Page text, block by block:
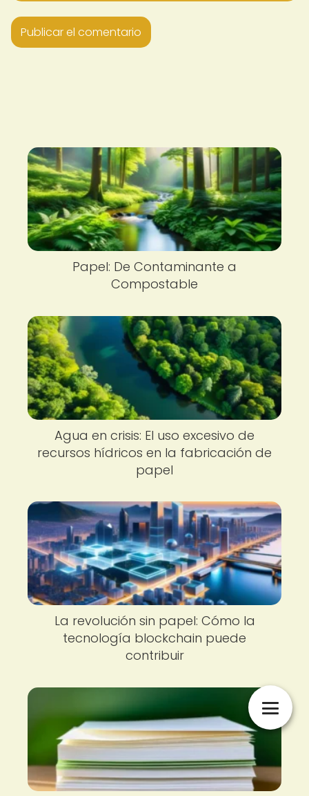
Papel: De Contaminante a
Compostable
Agua en crisis: El uso excesivo de
recursos hídricos en la fabricación de
papel
La revolución sin papel: Cómo la
tecnología blockchain puede
contribuir